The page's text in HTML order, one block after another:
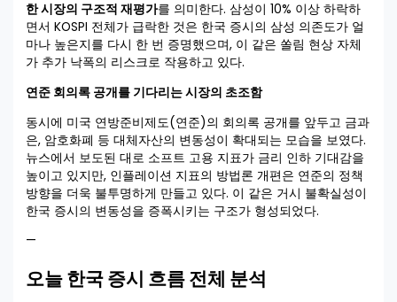
한 시장의 구조적 재평가를 의미한다. 삼성이 10% 이상 하락하
면서 KOSPI 전체가 급락한 것은 한국 증시의 삼성 의존도가 얼
마나 높은지를 다시 한 번 증명했으며, 이 같은 쏠림 현상 자체
가 추가 낙폭의 리스크로 작용하고 있다.
연준 회의록 공개를 기다리는 시장의 초조함
동시에 미국 연방준비제도(연준)의 회의록 공개를 앞두고 금과
은, 암호화폐 등 대체자산의 변동성이 확대되는 모습을 보였다.
뉴스에서 보도된 대로 소프트 고용 지표가 금리 인하 기대감을
높이고 있지만, 인플레이션 지표의 방법론 개편은 연준의 정책
방향을 더욱 불투명하게 만들고 있다. 이 같은 거시 불확실성이
한국 증시의 변동성을 증폭시키는 구조가 형성되었다.
—
오늘 한국 증시 흐름 전체 분석